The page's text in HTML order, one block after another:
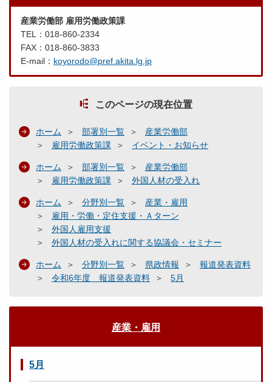
産業労働部 雇用労働政策課
TEL：018-860-2334
FAX：018-860-3833
E-mail： koyorodo@pref.akita.lg.jp
このページの現在位置
ホーム 部署別一覧
産業労働部
雇用労働政策課
イベント・お知らせ
ホーム 部署別一覧
産業労働部
雇用労働政策課
外国人材の受入れ
ホーム 分野別一覧
産業・雇用
雇用・労働・定住支援・Ａターン
外国人雇用支援
外国人材の受入れに関する協議会・セミナー
ホーム 分野別一覧 県政情報
報道発表資料
令和6年度 報道発表資料
5月
産業・雇用
5月